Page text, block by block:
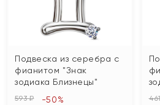
Подвеска из серебра с
фианитом "Знак
зодиака Близнецы"
593 ₽ -50%